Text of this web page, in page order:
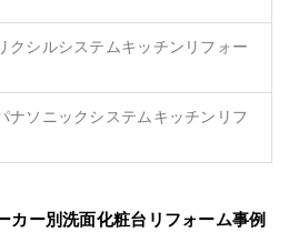
クシルシステムキッチンリフォー
ナソニックシステムキッチンリフ
カー別洗面化粧台リフォーム事例